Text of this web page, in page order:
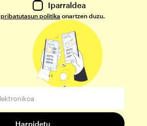
Iparraldea
pribatutasun politika onartzen duzu.